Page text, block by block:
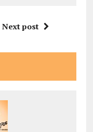
Next post